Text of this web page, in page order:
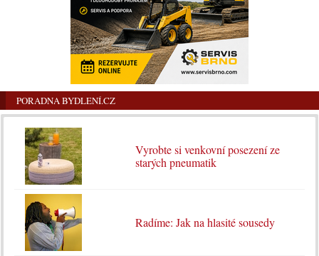
PORADNA BYDLENÍ.CZ
Vyrobte si venkovní posezení ze
starých pneumatik
Radíme: Jak na hlasité sousedy